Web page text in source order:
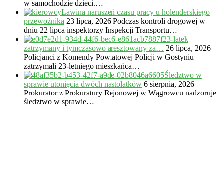
w samochodzie dzieci.…
Lawina naruszeń czasu pracy u holenderskiego
przewoźnika 23 lipca, 2026 Podczas kontroli drogowej w
dniu 22 lipca inspektorzy Inspekcji Transportu…
23-latek
zatrzymany i tymczasowo aresztowany za… 26 lipca, 2026
Policjanci z Komendy Powiatowej Policji w Gostyniu
zatrzymali 23-letniego mieszkańca…
Śledztwo w
sprawie utonięcia dwóch nastolatków 6 sierpnia, 2026
Prokurator z Prokuratury Rejonowej w Wągrowcu nadzoruje
śledztwo w sprawie…